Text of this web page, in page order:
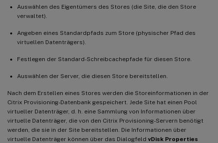
Auswählen des Eigentümers des Stores (die Site, die den Store
verwaltet).
Angeben eines Standardpfads zum Store (physischer Pfad des
virtuellen Datenträgers).
Festlegen der Standard-Schreibcachepfade für diesen Store.
Auswählen der Server, die diesen Store bereitstellen.
Nach dem Erstellen eines Stores werden die Storeinformationen in der
Citrix Provisioning-Datenbank gespeichert. Jede Site hat einen Pool
virtueller Datenträger, d. h. eine Sammlung von Informationen über
virtuelle Datenträger, die von den Citrix Provisioning-Servern benötigt
werden, die sie in der Site bereitstellen. Die Informationen über
virtuelle Datenträger können über das Dialogfeld vDisk Properties